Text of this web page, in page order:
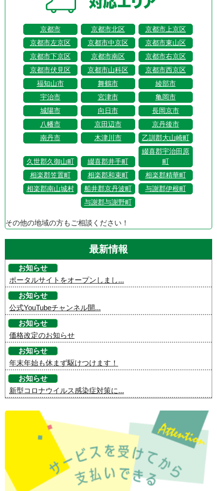
京都市 京都市北区
京都市上京区
京都市左京区
京都市中京区
京都市東山区
京都市下京区
京都市南区
京都市右京区
京都市伏見区
京都市山科区
京都市西京区
福知山市
舞鶴市
綾部市
宇治市
宮津市
亀岡市
城陽市
向日市
長岡京市
八幡市
京田辺市
京丹後市
南丹市
木津川市 乙訓郡大山崎町
久世郡久御山町 綴喜郡井手町
綴喜郡宇治田原
町
相楽郡笠置町
相楽郡和束町
相楽郡精華町
相楽郡南山城村
船井郡京丹波町
与謝郡伊根町
与謝郡与謝野町
その他の地域の方もご相談ください！
最新情報
お知らせ
ポータルサイトをオープンしまし...
お知らせ
公式YouTubeチャンネル開...
お知らせ
価格改定のお知らせ
お知らせ
年末年始も休まず駆けつけます！
お知らせ
新型コロナウイルス感染症対策に...